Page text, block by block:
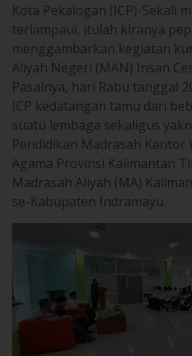
Kota Pekalogan (ICP)-Sekali
terlampaui, itulah kiranya
menggambarkan kegiatan
Aliyah Negeri (MAN) Insan
Pasalnya, hari Rabu tanggal
ICP kedatangan tamu dari
suatu lembaga sekaligus
Pendidikan Madrasah Kantor
Agama Provinsi Kalimantan
Madrasah Aliyah (MA)
se-Kabupaten Indramayu.